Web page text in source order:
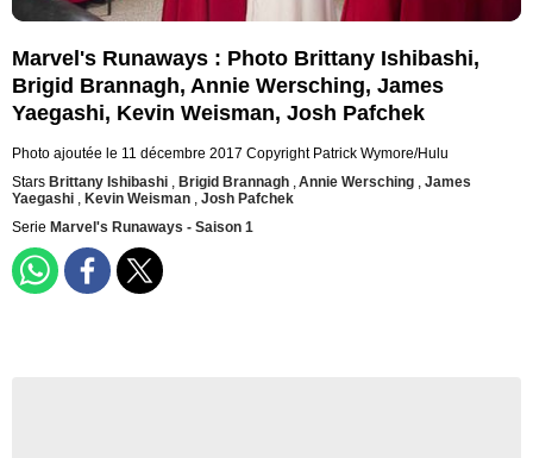
Marvel's Runaways : Photo Brittany Ishibashi,
Brigid Brannagh, Annie Wersching, James
Yaegashi, Kevin Weisman, Josh Pafchek
Photo ajoutée le 11 décembre 2017 Copyright Patrick Wymore/Hulu
Stars Brittany Ishibashi , Brigid Brannagh ,Annie Wersching , James
Yaegashi , Kevin Weisman , Josh Pafchek
Serie Marvel's Runaways - Saison 1